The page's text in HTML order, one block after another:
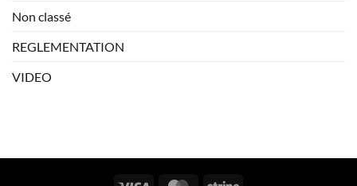
Non classé
REGLEMENTATION
VIDEO